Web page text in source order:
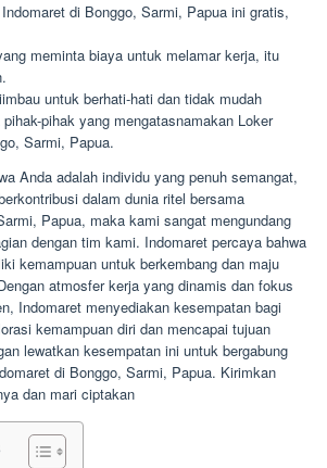
di Bonggo, Sarmi, Papua ini gratis,
meminta biaya untuk melamar kerja, itu
untuk berhati-hati dan tidak mudah
pihak yang mengatasnamakan Loker
Sarmi, Papua.
Anda adalah individu yang penuh semangat,
dalam dunia ritel bersama
Papua, maka kami sangat mengundang
dengan tim kami. Indomaret percaya bahwa
kemampuan untuk berkembang dan maju
atmosfer kerja yang dinamis dan fokus
Indomaret menyediakan kesempatan bagi
kemampuan diri dan mencapai tujuan
lewatkan kesempatan ini untuk bergabung
di Bonggo, Sarmi, Papua. Kirimkan
dan mari ciptakan